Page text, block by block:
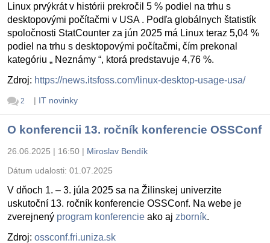
Linux prvýkrát v histórii prekročil 5 % podiel na trhu s
desktopovými počítačmi v USA . Podľa globálnych štatistík
spoločnosti StatCounter za jún 2025 má Linux teraz 5,04 %
podiel na trhu s desktopovými počítačmi, čím prekonal
kategóriu „ Neznámy “, ktorá predstavuje 4,76 %.
Zdroj: https://news.itsfoss.com/linux-desktop-usage-usa/
2 | IT novinky
O konferencii 13. ročník konferencie OSSConf
26.06.2025 | 16:50 | Miroslav Bendík
Dátum udalosti: 01.07.2025
V dňoch 1. – 3. júla 2025 sa na Žilinskej univerzite
uskutoční 13. ročník konferencie OSSConf. Na webe je
zverejnený program konferencie ako aj zborník.
Zdroj: ossconf.fri.uniza.sk